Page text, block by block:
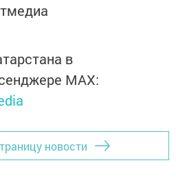
в
MАХ:
новости